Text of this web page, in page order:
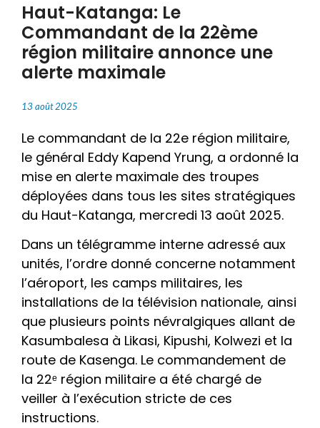
Haut-Katanga: Le
Commandant de la 22ème
région militaire annonce une
alerte maximale
13 août 2025
Le commandant de la 22e région militaire,
le général Eddy Kapend Yrung, a ordonné la
mise en alerte maximale des troupes
déployées dans tous les sites stratégiques
du Haut-Katanga, mercredi 13 août 2025.
Dans un télégramme interne adressé aux
unités, l’ordre donné concerne notamment
l’aéroport, les camps militaires, les
installations de la télévision nationale, ainsi
que plusieurs points névralgiques allant de
Kasumbalesa à Likasi, Kipushi, Kolwezi et la
route de Kasenga. Le commandement de
la 22ᵉ région militaire a été chargé de
veiller à l’exécution stricte de ces
instructions.